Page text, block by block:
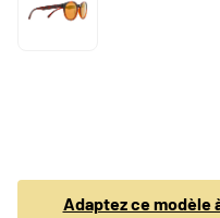
Adaptez ce modèle